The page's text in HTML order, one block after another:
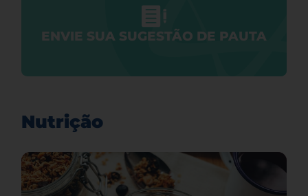
ENVIE SUA SUGESTÃO DE PAUTA
Nutrição